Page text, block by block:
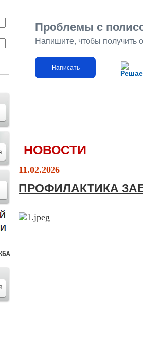
Проблемы с
Напишите, чтобы получить
Написать
НОВОСТИ
11.02.2026
ПРОФИЛАКТИКА